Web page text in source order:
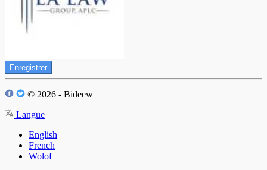
Enregistrer
© 2026 - Bideew
Langue
English
French
Wolof